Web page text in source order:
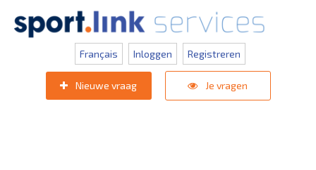
Français Inloggen Registreren
Nieuwe vraag Je vragen